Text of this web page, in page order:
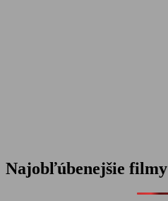
Najobľúbenejšie filmy